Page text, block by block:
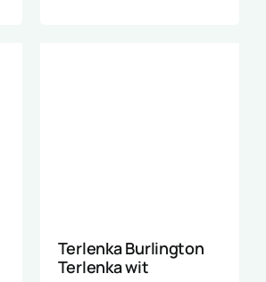
Terlenka Burlington
Terlenka wit